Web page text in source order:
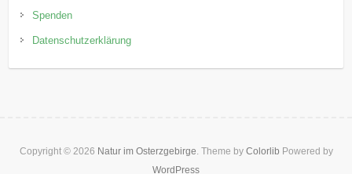
Spenden
Datenschutzerklärung
Copyright © 2026 Natur im Osterzgebirge. Theme by Colorlib Powered by
WordPress